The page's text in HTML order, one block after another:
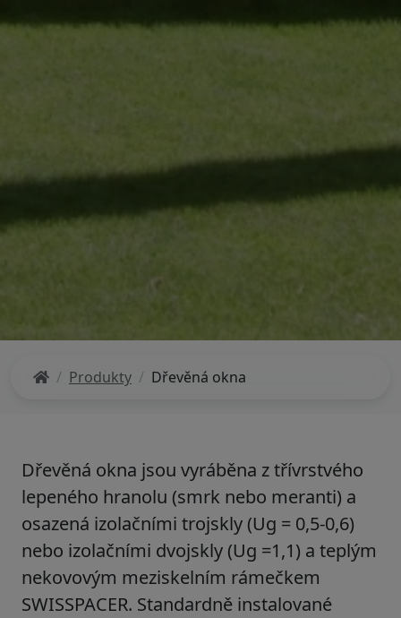
Produkty Dřevěná okna
Dřevěná okna jsou vyráběna ztřívrstvého
lepeného hranolu (smrk nebo meranti) a
osazená izolačními trojskly (Ug = 0,5-0,6)
nebo izolačními dvojskly (Ug =1,1) a teplým
nekovovým meziskelním rámečkem
SWISSPACER. Standardně instalované